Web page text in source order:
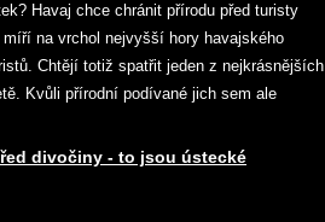
Havaj chce chránit přírodu před turisty
na vrchol nejvyšší hory havajského
Chtějí totiž spatřit jeden z nejkrásnějších
Kvůli přírodní podívané jich sem ale
divočiny - to jsou ústecké